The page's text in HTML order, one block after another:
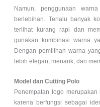
Namun, penggunaan
berlebihan. Terlalu banyak
terlihat kurang rapi dan
gunakan kombinasi warna
Dengan pemilihan warna
lebih elegan, menarik, dan
Model dan Cutting Polo
Penempatan logo
karena berfungsi sebagai